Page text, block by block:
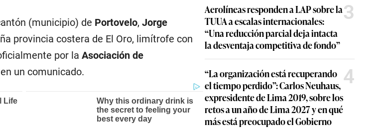
(municipio) de Portovelo, Jorge
provincia costera de El Oro, limítrofe con
por la Asociación de
un comunicado.
Aerolíneas responden a LAP sobre la
TUUA a escalas internacionales:
“Una reducción parcial deja intacta
la desventaja competitiva de fondo”
3
“La organización está recuperando
el tiempo perdido”: Carlos Neuhaus,
expresidente de Lima 2019, sobre los
retos a un año de Lima 2027 y en qué
más está preocupado el Gobierno
4